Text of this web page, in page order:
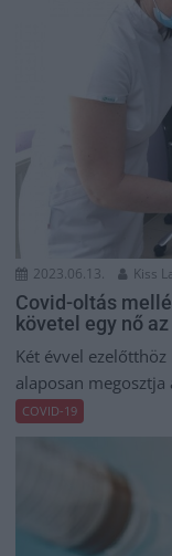
2023.06.13. Kiss
Covid-oltás
követel egy nő
Két évvel
alaposan megosztja
COVID-19